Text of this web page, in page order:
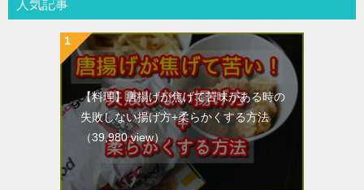
人気記事
【料理】唐揚げが焦げて苦味がある時の
失敗しない揚げ方+柔らかくする方法
（39,980 view）